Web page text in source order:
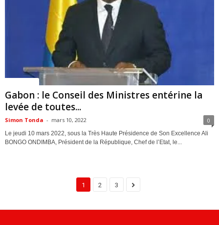
Gabon : le Conseil des Ministres entérine la
levée de toutes...
Simon Tonda - mars 10, 2022 0
Le jeudi 10 mars 2022, sous la Très Haute Présidence de Son Excellence Ali
BONGO ONDIMBA, Président de la République, Chef de l’Etat, le...
1 2 3